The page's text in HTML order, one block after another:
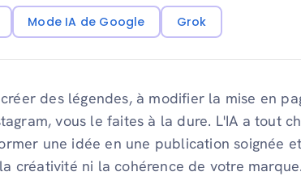
Mode IA de Google Grok
des légendes, à modifier la mise en
vous le faites à la dure. L'IA a tout
une idée en une publication soignée
créativité ni la cohérence de votre marque.